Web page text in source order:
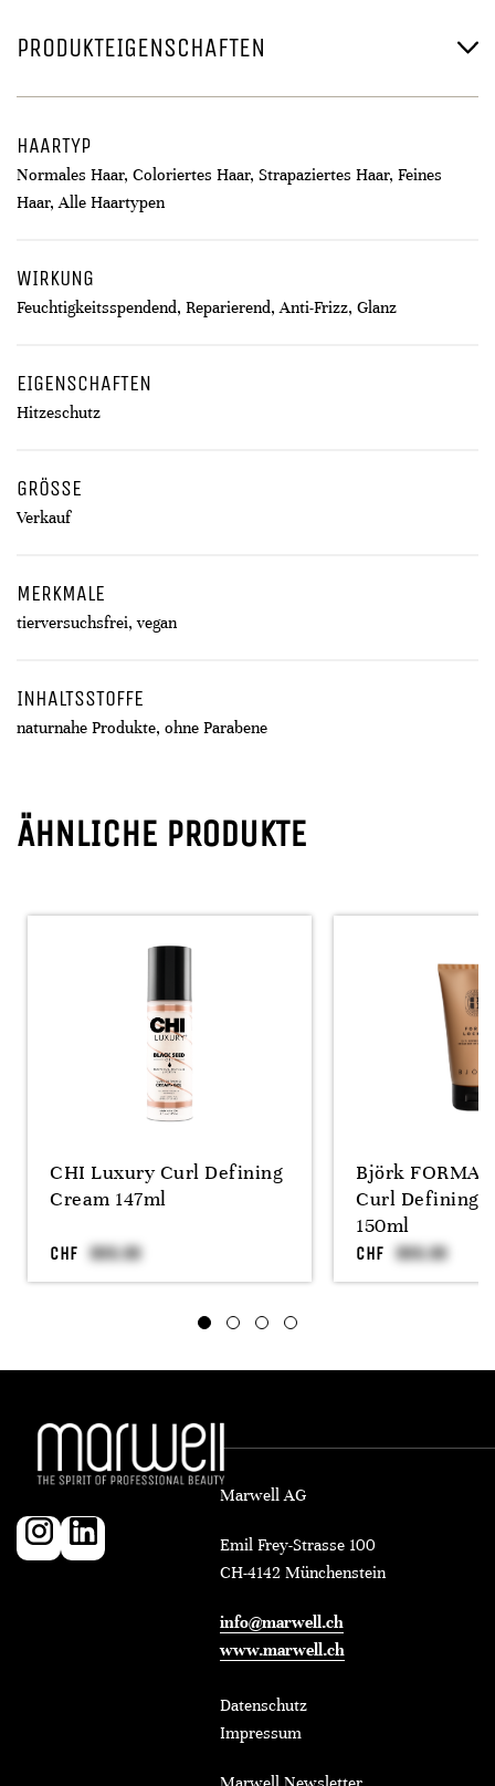
PRODUKTEIGENSCHAFTEN
HAARTYP
Normales Haar, Coloriertes Haar, Strapaziertes Haar, Feines
Haar, Alle Haartypen
WIRKUNG
Feuchtigkeitsspendend, Reparierend, Anti-Frizz, Glanz
EIGENSCHAFTEN
Hitzeschutz
GRÖSSE
Verkauf
MERKMALE
tierversuchsfrei, vegan
INHALTSSTOFFE
naturnahe Produkte, ohne Parabene
ÄHNLICHE PRODUKTE
CHI Luxury Curl Defining
Cream 147ml
CHF
Björk FORMA
Curl Defining
150ml
CHF
Marwell AG
Emil Frey-Strasse 100
CH-4142 Münchenstein
info@marwell.ch
www.marwell.ch
Datenschutz
Impressum